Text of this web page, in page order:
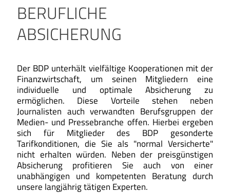
BERUFLICHE
ABSICHERUNG
Der BDP unterhält vielfältige Kooperationen mit der
Finanzwirtschaft, um seinen Mitgliedern eine
individuelle und optimale Absicherung zu
ermöglichen. Diese Vorteile stehen neben
Journalisten auch verwandten Berufsgruppen der
Medien- und Pressebranche offen. Hierbei ergeben
sich für Mitglieder des BDP gesonderte
Tarifkonditionen, die Sie als "normal Versicherte"
nicht erhalten würden. Neben der preisgünstigen
Absicherung profitieren Sie auch von einer
unabhängigen und kompetenten Beratung durch
unsere langjährig tätigen Experten.